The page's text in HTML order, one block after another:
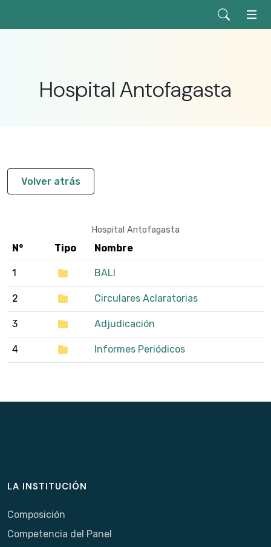
Hospital Antofagasta
Volver atrás
Hospital Antofagasta
N° Tipo Nombre
1 BALI
2 Circulares Aclaratorias
3 Adjudicación
4 Informes Periódicos
LA INSTITUCIÓN
Composición
Competencia del Panel